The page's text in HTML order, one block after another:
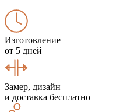
Изготовление
от 5 дней
Замер, дизайн
и доставка бесплатно